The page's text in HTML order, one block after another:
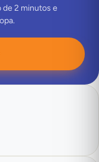
de 2 minutos e